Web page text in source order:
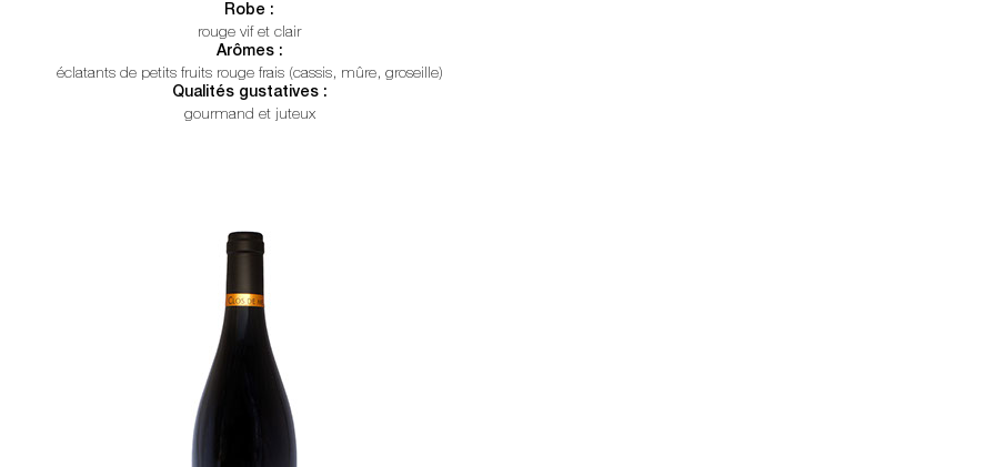
Robe :
rouge vif et clair
Arômes :
éclatants de petits fruits rouge frais (cassis, mûre, groseille)
Qualités gustatives :
gourmand et juteux